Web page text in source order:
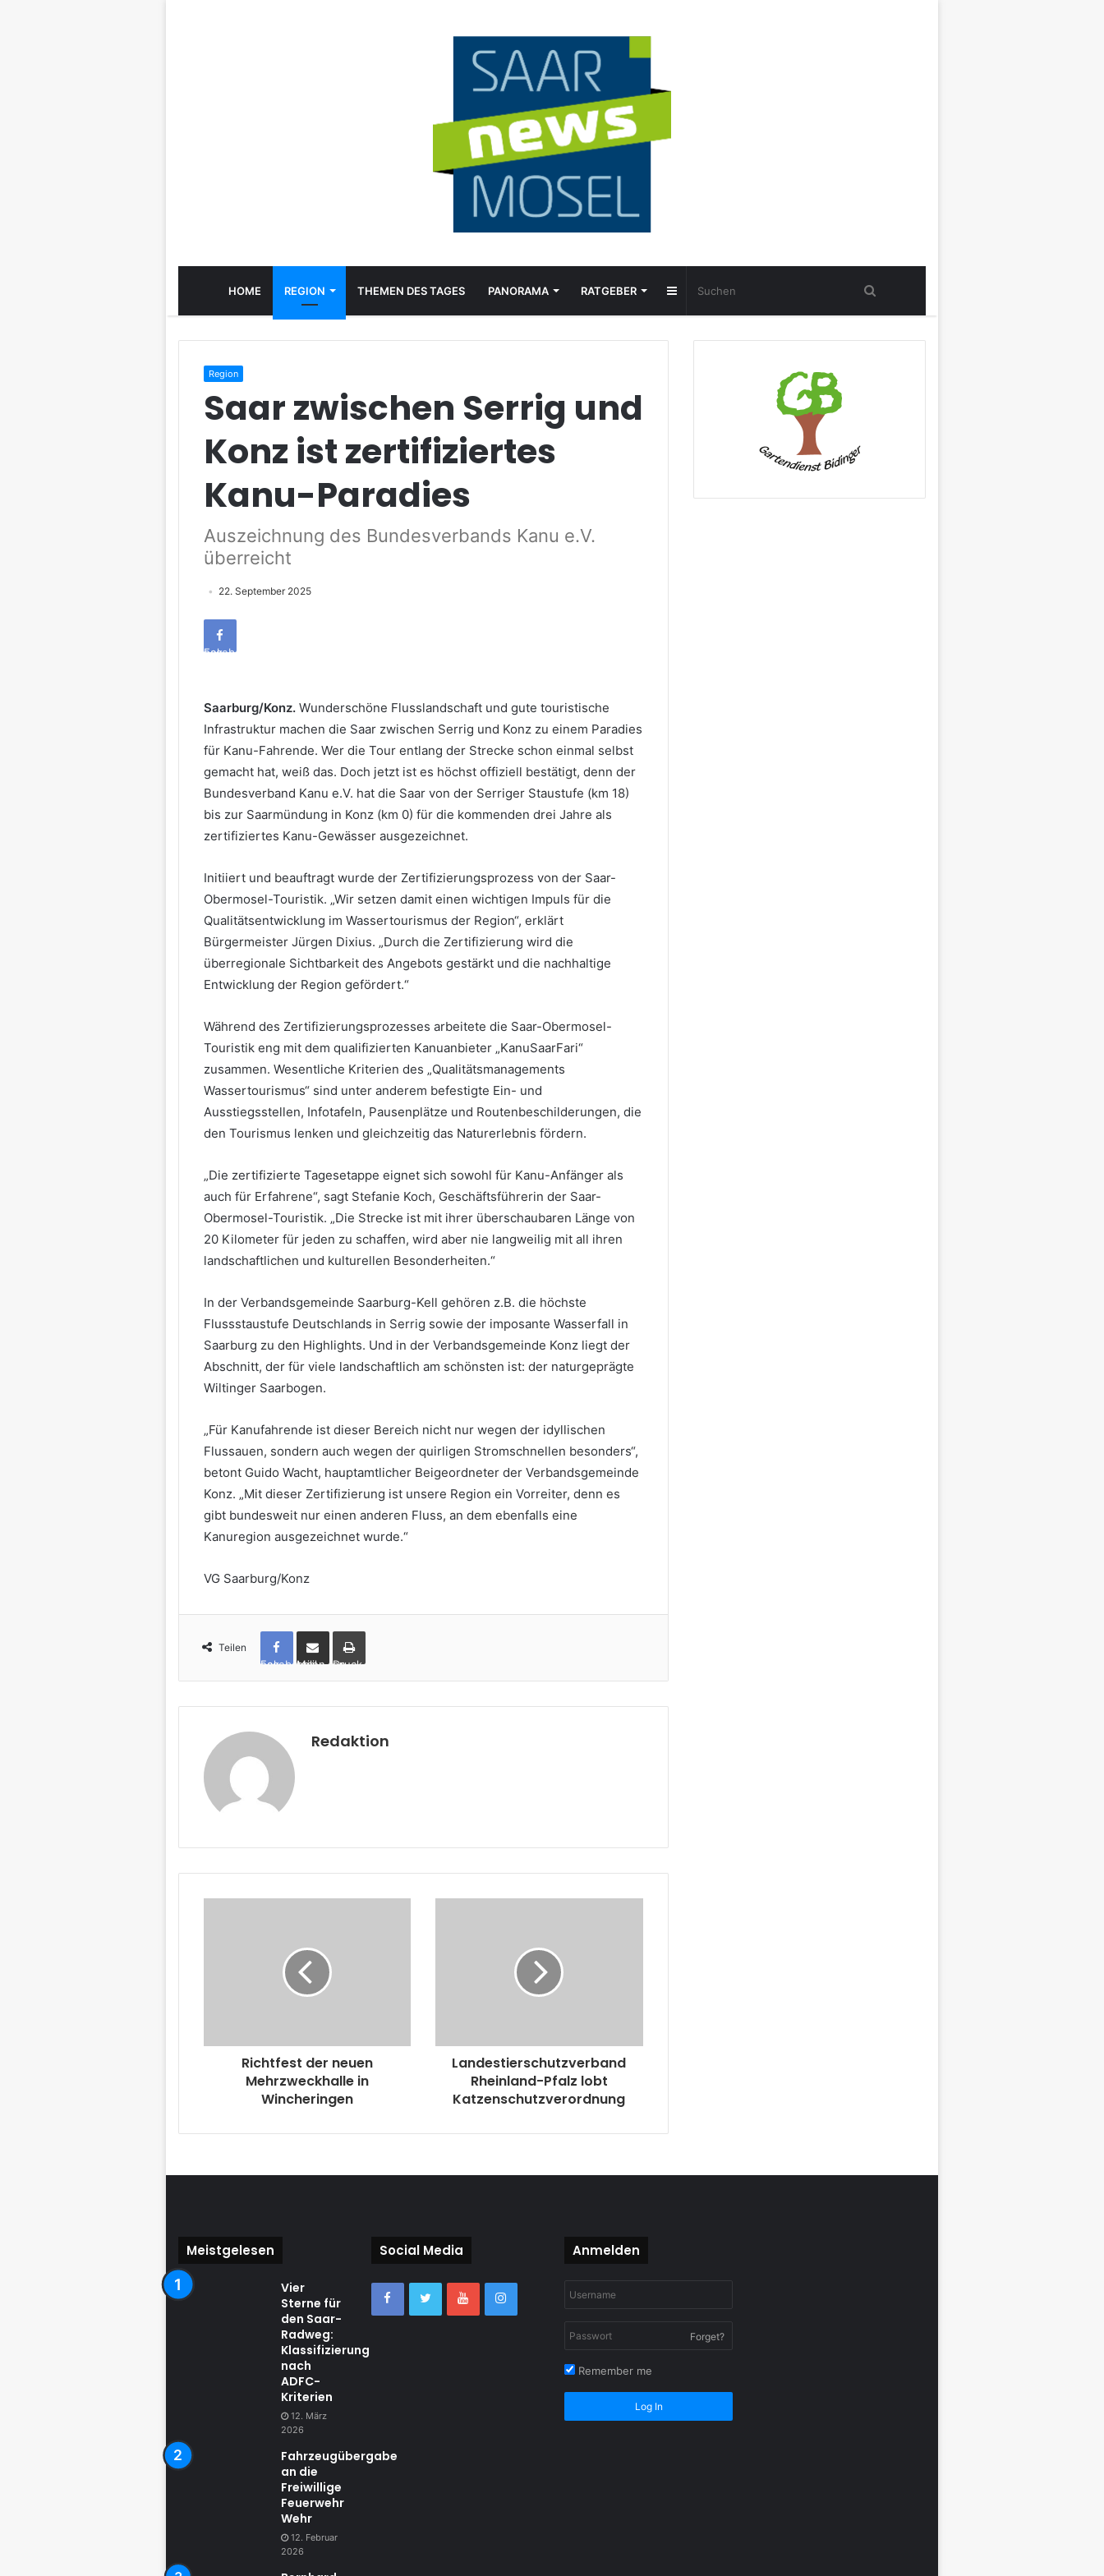
HOME REGION THEMEN DES TAGES PANORAMA RATGEBER Sidebar
Region
Saar zwischen Serrig und
Konz ist zertifiziertes
Kanu-Paradies
Auszeichnung des Bundesverbands Kanu e.V.
überreicht
22. September 2025
Facebook
Saarburg/Konz. Wunderschöne Flusslandschaft und gute touristische
Infrastruktur machen die Saar zwischen Serrig und Konz zu einem Paradies
für Kanu-Fahrende. Wer die Tour entlang der Strecke schon einmal selbst
gemacht hat, weiß das. Doch jetzt ist es höchst offiziell bestätigt, denn der
Bundesverband Kanu e.V. hat die Saar von der Serriger Staustufe (km 18)
bis zur Saarmündung in Konz (km 0) für die kommenden drei Jahre als
zertifiziertes Kanu-Gewässer ausgezeichnet.
Initiiert und beauftragt wurde der Zertifizierungsprozess von der Saar-
Obermosel-Touristik. „Wir setzen damit einen wichtigen Impuls für die
Qualitätsentwicklung im Wassertourismus der Region“, erklärt
Bürgermeister Jürgen Dixius. „Durch die Zertifizierung wird die
überregionale Sichtbarkeit des Angebots gestärkt und die nachhaltige
Entwicklung der Region gefördert.“
Während des Zertifizierungsprozesses arbeitete die Saar-Obermosel-
Touristik eng mit dem qualifizierten Kanuanbieter „KanuSaarFari“
zusammen. Wesentliche Kriterien des „Qualitätsmanagements
Wassertourismus“ sind unter anderem befestigte Ein- und
Ausstiegsstellen, Infotafeln, Pausenplätze und Routenbeschilderungen, die
den Tourismus lenken und gleichzeitig das Naturerlebnis fördern.
„Die zertifizierte Tagesetappe eignet sich sowohl für Kanu-Anfänger als
auch für Erfahrene“, sagt Stefanie Koch, Geschäftsführerin der Saar-
Obermosel-Touristik. „Die Strecke ist mit ihrer überschaubaren Länge von
20 Kilometer für jeden zu schaffen, wird aber nie langweilig mit all ihren
landschaftlichen und kulturellen Besonderheiten.“
In der Verbandsgemeinde Saarburg-Kell gehören z.B. die höchste
Flussstaustufe Deutschlands in Serrig sowie der imposante Wasserfall in
Saarburg zu den Highlights. Und in der Verbandsgemeinde Konz liegt der
Abschnitt, der für viele landschaftlich am schönsten ist: der naturgeprägte
Wiltinger Saarbogen.
„Für Kanufahrende ist dieser Bereich nicht nur wegen der idyllischen
Flussauen, sondern auch wegen der quirligen Stromschnellen besonders“,
betont Guido Wacht, hauptamtlicher Beigeordneter der Verbandsgemeinde
Konz. „Mit dieser Zertifizierung ist unsere Region ein Vorreiter, denn es
gibt bundesweit nur einen anderen Fluss, an dem ebenfalls eine
Kanuregion ausgezeichnet wurde.“
VG Saarburg/Konz
Teilen
Facebook per Mail teilen Drucken
Redaktion
Richtfest der neuen
Mehrzweckhalle in
Wincheringen
Landestierschutzverband
Rheinland-Pfalz lobt
Katzenschutzverordnung
Meistgelesen
Vier
Sterne für
den Saar-
Radweg:
Klassifizierung
nach
ADFC-
Kriterien
12. März
2026
Fahrzeugübergabe
an die
Freiwillige
Feuerwehr
Wehr
12. Februar
2026
Social Media Anmelden
Forget?
Remember me
Log In